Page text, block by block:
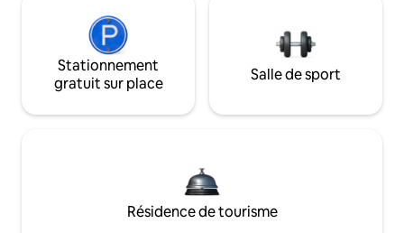
Stationnement
gratuit sur place
Salle de sport
Résidence de tourisme